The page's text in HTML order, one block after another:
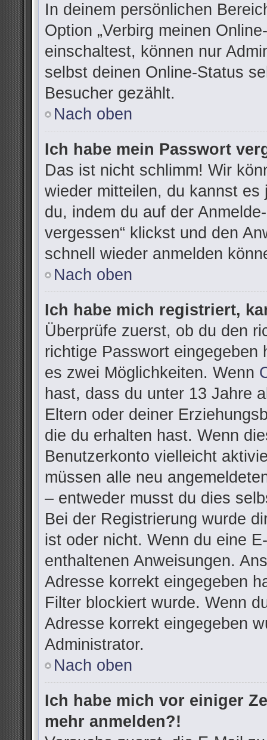
In deinem persönlichen
Option „Verbirg meinen
einschaltest, können nur
selbst deinen Online-Status
Besucher gezählt.
Nach oben
Ich habe mein Passwort
Das ist nicht schlimm! Wir
wieder mitteilen, du kannst
du, indem du auf der
vergessen“ klickst und den
schnell wieder anmelden
Nach oben
Ich habe mich registriert,
Überprüfe zuerst, ob du den
richtige Passwort eingegeben
es zwei Möglichkeiten. Wenn
hast, dass du unter 13 Jahre
Eltern oder deiner
die du erhalten hast. Wenn
Benutzerkonto vielleicht
müssen alle neu
– entweder musst du dies
Bei der Registrierung wurde
ist oder nicht. Wenn du eine
enthaltenen Anweisungen.
Adresse korrekt eingegeben
Filter blockiert wurde. Wenn
Adresse korrekt eingegeben
Administrator.
Nach oben
Ich habe mich vor einiger
mehr anmelden?!